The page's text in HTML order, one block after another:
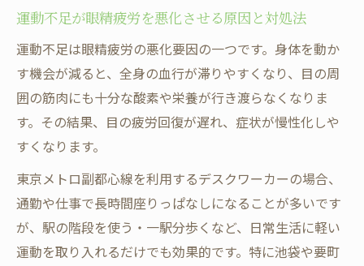
運動不足が眼精疲労を悪化させる原因と対処法
運動不足は眼精疲労の悪化要因の一つです。身体を動か
す機会が減ると、全身の血行が滞りやすくなり、目の周
囲の筋肉にも十分な酸素や栄養が行き渡らなくなりま
す。その結果、目の疲労回復が遅れ、症状が慢性化しや
すくなります。
東京メトロ副都心線を利用するデスクワーカーの場合、
通勤や仕事で長時間座りっぱなしになることが多いです
が、駅の階段を使う・一駅分歩くなど、日常生活に軽い
運動を取り入れるだけでも効果的です。特に池袋や要町